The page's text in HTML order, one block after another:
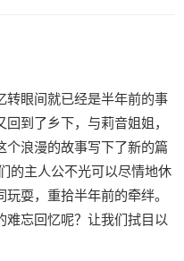
转眼间就已经是半年前的事
到了乡下，与莉音姐姐，
个浪漫的故事写下了新的篇
的主人公不光可以尽情地休
耍，重拾半年前的牵绊。
难忘回忆呢？让我们拭目以